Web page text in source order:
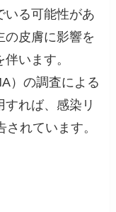
いる可能性があ
の皮膚に影響を
います。
）の調査による
すれば、感染リ
れています。